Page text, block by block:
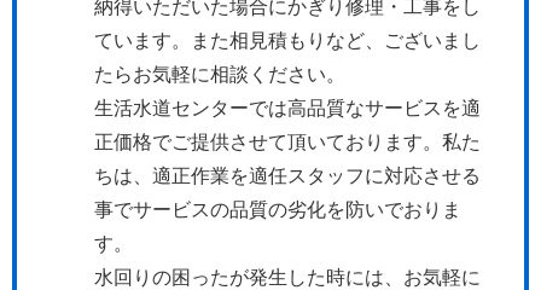
納得いただいた場合にかぎり修理・工事をし
ています。また相見積もりなど、ございまし
たらお気軽に相談ください。
生活水道センターでは高品質なサービスを適
正価格でご提供させて頂いております。私た
ちは、適正作業を適任スタッフに対応させる
事でサービスの品質の劣化を防いでおりま
す。
水回りの困ったが発生した時には、お気軽に